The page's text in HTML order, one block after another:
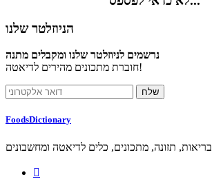
הניוזלטר שלנו
נרשמים לניוזלטר שלנו ומקבלים מתנה
חוברת מתכונים מהירים לדיאטה!
FoodsDictionary
בריאות, תזונה, מתכונים, כלים לדיאטה ומחשבונים
